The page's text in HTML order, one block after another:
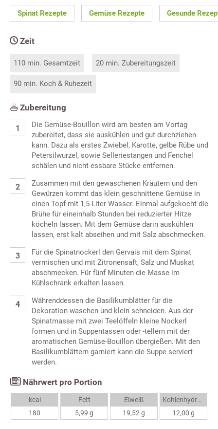
Spinat Rezepte Gemüse Rezepte Gesunde
Zeit
110 min. Gesamtzeit 20 min. Zubereitungszeit
90 min. Koch & Ruhezeit
Zubereitung
Die Gemüse-Bouillon wird am besten am Vortag
zubereitet, dass sie auskühlen und gut durchziehen
kann. Dazu als erstes Zwiebel, Karotte, gelbe Rübe und
Petersilwurzel, sowie Selleriestangen und Fenchel
schälen und nicht essbare Stücke entfernen.
Zusammen mit den gewaschenen Kräutern und den
Gewürzen kommt das klein geschnittene Gemüse in
einen Topf mit 1,5 Liter Wasser. Einmal aufgekocht die
Brühe für eineinhalb Stunden bei reduzierter Hitze
köcheln lassen. Mit dem Gemüse darin auskühlen
lassen, erst kalt abseihen und mit Salz abschmecken.
Für die Spinatnockerl den Gervais mit dem Spinat
vermischen und mit Zitronensaft, Salz und Muskat
abschmecken. Für fünf Minuten die Masse im
Kühlschrank erkalten lassen.
Währenddessen die Basilikumblätter für die
Dekoration waschen und klein schneiden. Aus der
Spinatmasse mit zwei Teelöffeln kleine Nockerl
formen und in Suppentassen oder -tellern mit der
aromatischen Gemüse-Bouillon übergießen. Mit den
Basilikumblättern garniert kann die Suppe serviert
werden.
Nährwert pro Portion
kcal
180
Fett
5,99 g
Eiweiß
19,52 g
Kohlenhydrate
12,00 g